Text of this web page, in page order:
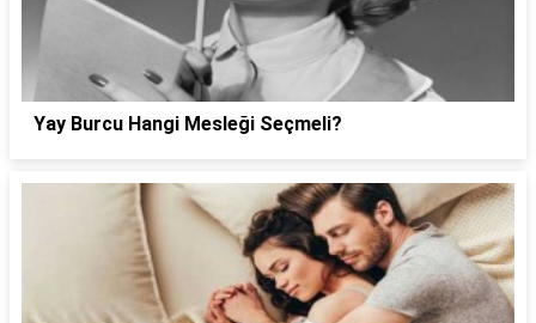
Yay Burcu Hangi Mesleği Seçmeli?